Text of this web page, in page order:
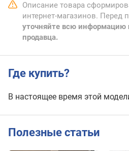
Описание товара
интернет-магазинов. Перед
уточняйте всю информацию
продавца.
Где купить?
В настоящее время этой
Полезные статьи